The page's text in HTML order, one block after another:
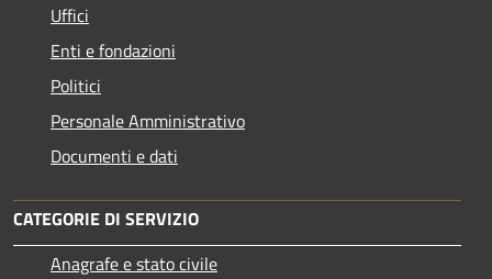
Uffici
Enti e fondazioni
Politici
Personale Amministrativo
Documenti e dati
CATEGORIE DI SERVIZIO
Anagrafe e stato civile